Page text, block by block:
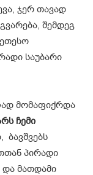
ჯერ თავად
შემდეგ
საუბარი
მომაფიქრდა
ჩემი
ბავშვებს
პირადი
მათდამი